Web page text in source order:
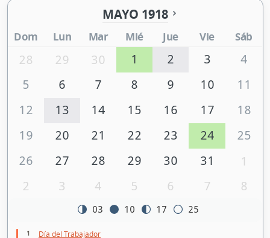
MAYO 1918
Dom Lun Mar Mié Jue Vie Sáb
28 29 30 1 2 3
4
5
6 7 8 9 10
11
12
13 14 15 16 17
18
19
20 21 22 23 24
25
26
27 28 29 30 31
1
2
3 4 5 6 7 8
03 10 17 25
1 Día del Trabajador